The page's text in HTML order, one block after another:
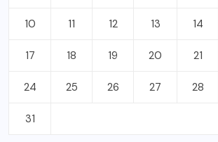
10 11 12 13 14
17 18 19 20 21
24 25 26 27 28
31